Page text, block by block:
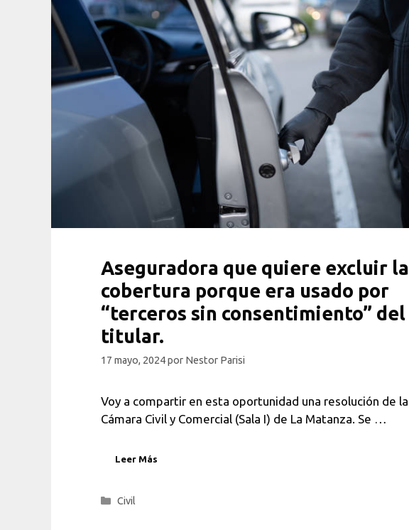
Aseguradora que quiere excluir la
cobertura porque era usado por
“terceros sin consentimiento” del
titular.
17 mayo, 2024por Nestor Parisi
Voy a compartir en esta oportunidad una resolución de la
Cámara Civil y Comercial (Sala I) de La Matanza. Se …
Leer Más
Categorías
Civil